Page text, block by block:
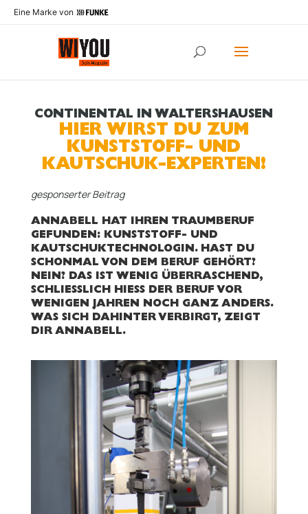
Eine Marke von
CONTINENTAL IN WALTERSHAUSEN
HIER WIRST DU ZUM
KUNSTSTOFF- UND
KAUTSCHUK-EXPERTEN!
gesponserter Beitrag
ANNABELL HAT IHREN TRAUMBERUF
GEFUNDEN: KUNSTSTOFF- UND
KAUTSCHUKTECHNOLOGIN. HAST DU
SCHONMAL VON DEM BERUF GEHÖRT?
NEIN? DAS IST WENIG ÜBERRASCHEND,
SCHLIESSLICH HIESS DER BERUF VOR WE
NIGEN JAHREN NOCH GANZ ANDERS. WA
S SICH DAHINTER VERBIRGT, ZEIGT DI
R ANNABELL.